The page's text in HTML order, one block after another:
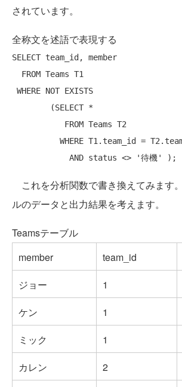
されています。
全称文を述語で表現する
SELECT team_id, member
FROM Teams T1
WHERE NOT EXISTS
        (
SELECT *
FROM Teams T2
WHERE T1.team_id =
AND status <> '待機'
これを分析関数で書き換えてみます
ルのデータと出力結果を考えます。
Teamsテーブル
member
team_id
ジョー
1
ケン
1
ミック
1
カレン
2